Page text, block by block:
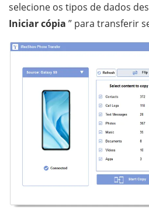
selecione os tipos de dados
Iniciar cópia ” para transferir